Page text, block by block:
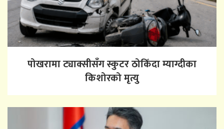
पोखरामा ट्याक्सीसँग स्कुटर ठोकिँदा म्याग्दीका
किशोरको मृत्यु